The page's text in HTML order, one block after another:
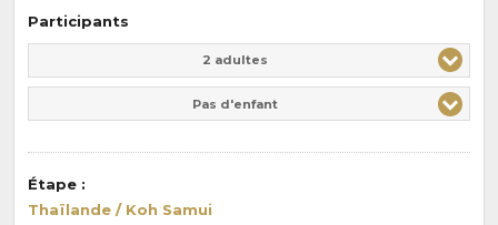
Participants
2 adultes
Pas d'enfant
Étape :
Thaïlande / Koh Samui